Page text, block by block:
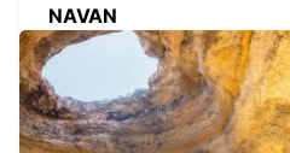
NAVAN
NAVAN - IRELAND